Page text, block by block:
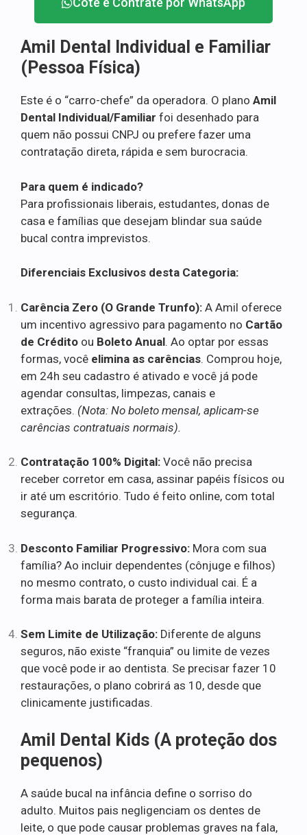
Amil Dental Individual e Familiar
(Pessoa Física)
Este é o “carro-chefe” da operadora. O plano Amil
Dental Individual/Familiar foi desenhado para
quem não possui CNPJ ou prefere fazer uma
contratação direta, rápida e sem burocracia.
Para quem é indicado?
Para profissionais liberais, estudantes, donas de
casa e famílias que desejam blindar sua saúde
bucal contra imprevistos.
Diferenciais Exclusivos desta Categoria:
Carência Zero (O Grande Trunfo): A Amil oferece
um incentivo agressivo para pagamento no Cartão
de Crédito ou Boleto Anual. Ao optar por essas
formas, você elimina as carências. Comprou hoje,
em 24h seu cadastro é ativado e você já pode
agendar consultas, limpezas, canais e
extrações. (Nota: No boleto mensal, aplicam-se
carências contratuais normais).
Contratação 100% Digital: Você não precisa
receber corretor em casa, assinar papéis físicos ou
ir até um escritório. Tudo é feito online, com total
segurança.
Desconto Familiar Progressivo: Mora com sua
família? Ao incluir dependentes (cônjuge e filhos)
no mesmo contrato, o custo individual cai. É a
forma mais barata de proteger a família inteira.
Sem Limite de Utilização: Diferente de alguns
seguros, não existe “franquia” ou limite de vezes
que você pode ir ao dentista. Se precisar fazer 10
restaurações, o plano cobrirá as 10, desde que
clinicamente justificadas.
Amil Dental Kids (A proteção dos
pequenos)
A saúde bucal na infância define o sorriso do
adulto. Muitos pais negligenciam os dentes de
leite, o que pode causar problemas graves na fala,